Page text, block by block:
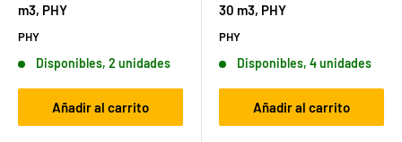
m3, PHY
PHY
Disponibles, 2 unidades
Añadir al carrito
30 m3, PHY
PHY
Disponibles, 4 unidades
Añadir al carrito